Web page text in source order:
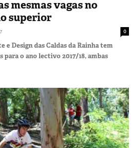
mesmas vagas no
superior
0
e Design das Caldas da Rainha tem
para o ano lectivo 2017/18, ambas